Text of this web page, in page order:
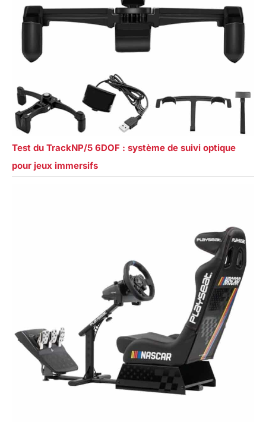
Test du TrackNP/5 6DOF : système de suivi optique
pour jeux immersifs